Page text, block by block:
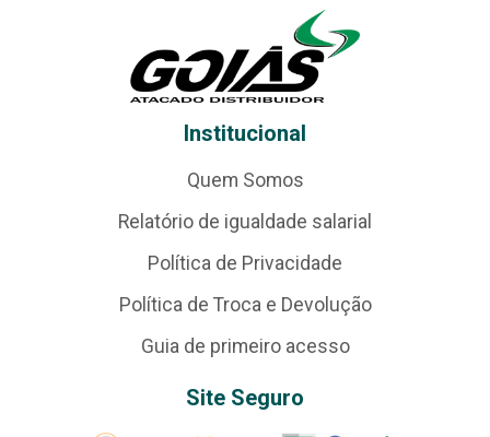
Institucional
Quem Somos
Relatório de igualdade salarial
Política de Privacidade
Política de Troca e Devolução
Guia de primeiro acesso
Site Seguro